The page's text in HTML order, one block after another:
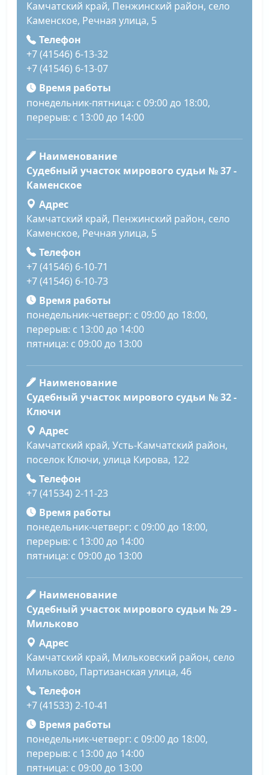
Камчатский край, Пенжинский район, село
Каменское, Речная улица, 5
Телефон
+7 (41546) 6-13-32
+7 (41546) 6-13-07
Время работы
понедельник-пятница: с 09:00 до 18:00,
перерыв: с 13:00 до 14:00
Наименование
Судебный участок мирового судьи № 37 -
Каменское
Адрес
Камчатский край, Пенжинский район, село
Каменское, Речная улица, 5
Телефон
+7 (41546) 6-10-71
+7 (41546) 6-10-73
Время работы
понедельник-четверг: с 09:00 до 18:00,
перерыв: с 13:00 до 14:00
пятница: с 09:00 до 13:00
Наименование
Судебный участок мирового судьи № 32 -
Ключи
Адрес
Камчатский край, Усть-Камчатский район,
поселок Ключи, улица Кирова, 122
Телефон
+7 (41534) 2-11-23
Время работы
понедельник-четверг: с 09:00 до 18:00,
перерыв: с 13:00 до 14:00
пятница: с 09:00 до 13:00
Наименование
Судебный участок мирового судьи № 29 -
Мильково
Адрес
Камчатский край, Мильковский район, село
Мильково, Партизанская улица, 46
Телефон
+7 (41533) 2-10-41
Время работы
понедельник-четверг: с 09:00 до 18:00,
перерыв: с 13:00 до 14:00
пятница: с 09:00 до 13:00